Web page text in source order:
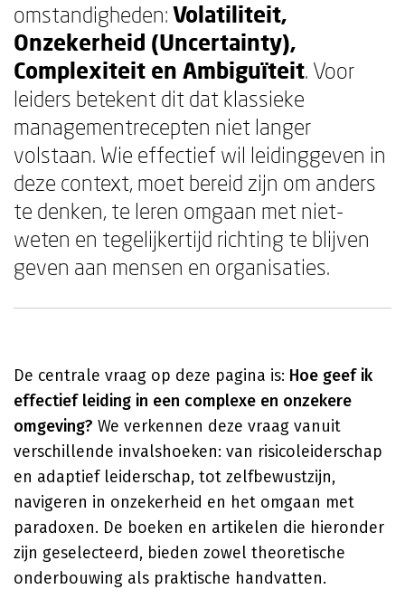
omstandigheden: Volatiliteit,
Onzekerheid (Uncertainty),
Complexiteit en Ambiguïteit. Voor
leiders betekent dit dat klassieke
managementrecepten niet langer
volstaan. Wie effectief wil leidinggeven in
deze context, moet bereid zijn om anders
te denken, te leren omgaan met niet-
weten en tegelijkertijd richting te blijven
geven aan mensen en organisaties.
De centrale vraag op deze pagina is: Hoe geef ik
effectief leiding in een complexe en onzekere
omgeving? We verkennen deze vraag vanuit
verschillende invalshoeken: van risicoleiderschap
en adaptief leiderschap, tot zelfbewustzijn,
navigeren in onzekerheid en het omgaan met
paradoxen. De boeken en artikelen die hieronder
zijn geselecteerd, bieden zowel theoretische
onderbouwing als praktische handvatten.